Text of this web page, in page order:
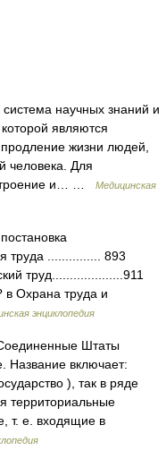
научных знаний и
являются
жизни людей,
человека. Для
и… …
Медицинская
труда ............... 893
труд....................911
в Охрана труда и
энциклопедия
Штаты
Название включает:
), так в ряде
территориальные
т. е. входящие в